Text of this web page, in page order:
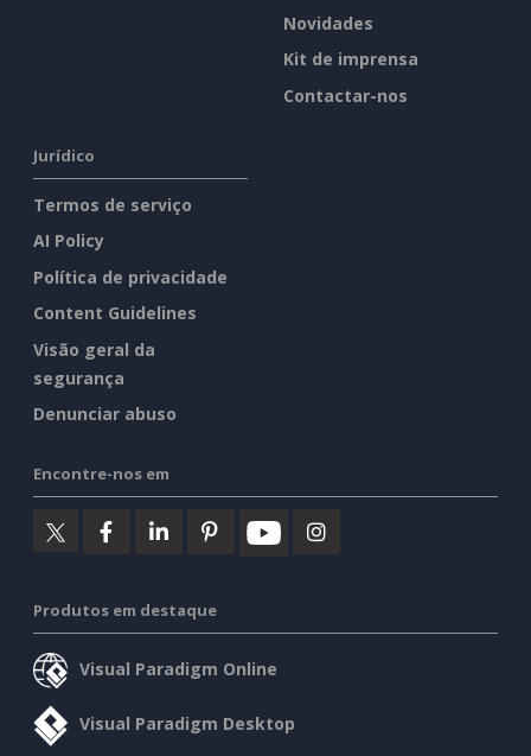
Novidades
Kit de imprensa
Contactar-nos
Jurídico
Termos de serviço
AI Policy
Política de privacidade
Content Guidelines
Visão geral da
segurança
Denunciar abuso
Encontre-nos em
Produtos em destaque
Visual Paradigm Online
Visual Paradigm Desktop